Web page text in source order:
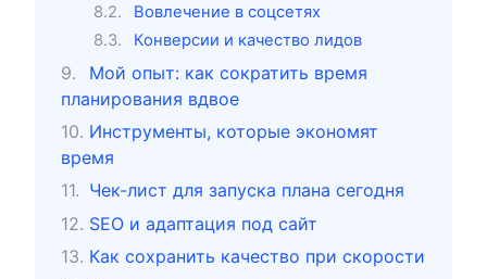
Вовлечение в соцсетях
Конверсии и качество лидов
Мой опыт: как сократить время
планирования вдвое
Инструменты, которые экономят
время
Чек-лист для запуска плана сегодня
SEO и адаптация под сайт
Как сохранить качество при скорости